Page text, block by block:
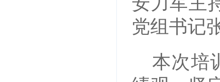
党组书记
本次培